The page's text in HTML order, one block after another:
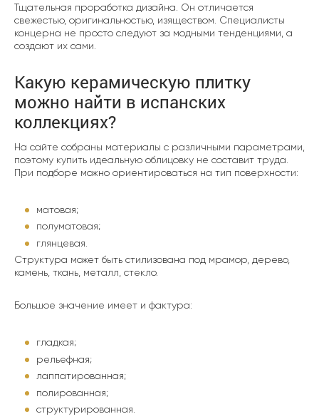
Тщательная проработка дизайна. Он отличается
свежестью, оригинальностью, изяществом. Специалисты
концерна не просто следуют за модными тенденциями, а
создают их сами.
Какую керамическую плитку
можно найти в испанских
коллекциях?
На сайте собраны материалы с различными параметрами,
поэтому купить идеальную облицовку не составит труда.
При подборе можно ориентироваться на тип поверхности:
матовая;
полуматовая;
глянцевая.
Структура может быть стилизована под мрамор, дерево,
камень, ткань, металл, стекло.
Большое значение имеет и фактура:
гладкая;
рельефная;
лаппатированная;
полированная;
структурированная.